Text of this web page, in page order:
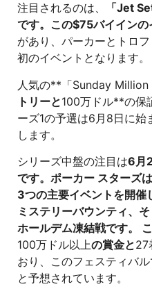
注目されるのは、
「Jet
です。この$75バイイン
があり、パーカーとトロ
初のイベントとなります。
人気の**「Sunday Million
トリーと100万ドル**の保
ーズ1の予選は6月8日に始
します。
シリーズ中盤の注目は6月
です。ポーカー スターズ
3つの主要イベントを開
ミステリーバウンティ、
ホールデム凍結戦です。
100万ドル以上の賞金と27
おり、このフェスティバ
と予想されています。